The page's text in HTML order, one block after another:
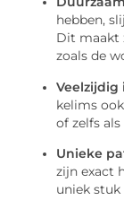
hebben,
Dit maakt
zoals de
Veelzijdig
kelims
of zelfs
Unieke
zijn exact
uniek stuk